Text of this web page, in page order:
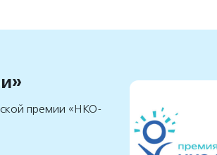
премии «НКО-